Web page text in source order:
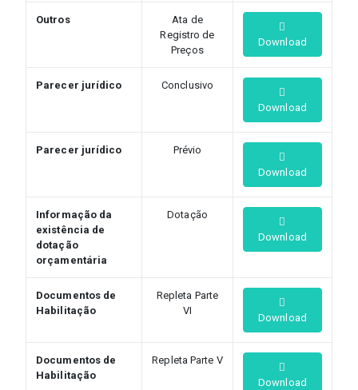
Outros
Ata de
Registro de
Preços
Download
Parecer jurídico
Conclusivo
Download
Parecer jurídico
Prévio
Download
Informação da
existência de
dotação
orçamentária
Dotação
Download
Documentos de
Habilitação
Repleta Parte
VI
Download
Documentos de
Habilitação
Repleta Parte V
Download